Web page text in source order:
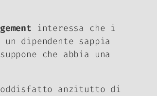
interessa che i
dipendente sappia
che abbia una
anzitutto di